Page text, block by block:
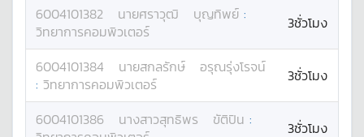
6004101382 นายศราวุฒิ บุญทิพย์ :
วิทยาการคอมพิวเตอร์
3ชั่วโมง
6004101384 นายสกลรักษ์
อรุณรุ่งโรจน์
: วิทยาการคอมพิวเตอร์ 3ชั่วโมง
6004101386 นางสาวสุทธิพร ขัติปิน :
3ชั่วโมง